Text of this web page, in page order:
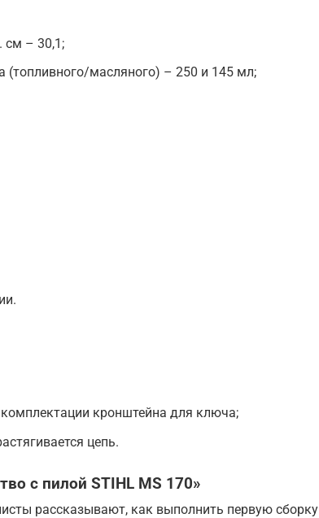
см – 30,1;
(топливного/масляного) – 250 и 145 мл;
комплектации кронштейна для ключа;
цепь.
с пилой STIHL MS 170»
рассказывают, как выполнить первую сборку